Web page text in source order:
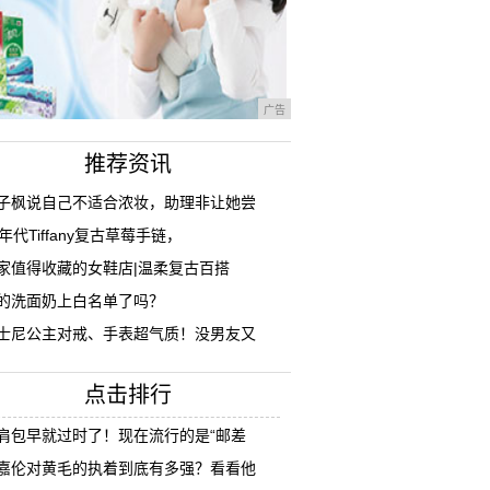
广告
推荐资讯
枫说自己不适合浓妆，助理非让她尝
代Tiffany复古草莓手链，
值得收藏的女鞋店|温柔复古百搭
洗面奶上白名单了吗？
尼公主对戒、手表超气质！没男友又
点击排行
包早就过时了！现在流行的是“邮差
伦对黄毛的执着到底有多强？看看他